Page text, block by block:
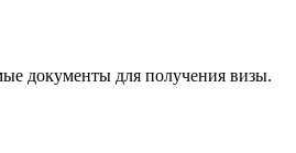
документы для получения визы.